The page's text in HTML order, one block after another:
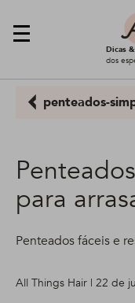
Dicas
dos
penteados-
para
Penteados fáceis e
All Things Hair | 22 de